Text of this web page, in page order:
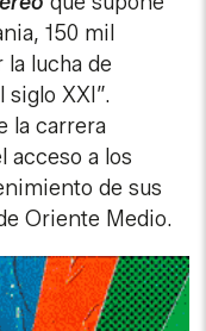
150 mil
lucha de
siglo XXI”.
la carrera
acceso a los
de sus
Oriente Medio.